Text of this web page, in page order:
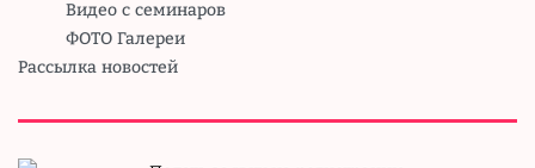
Видео с семинаров
ФОТО Галереи
Рассылка новостей